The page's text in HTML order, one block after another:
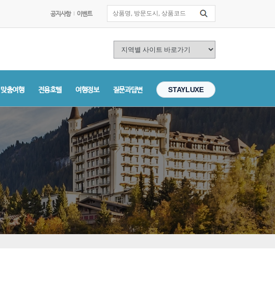
공지사항 이벤트
맞춤여행 전용호텔 여행정보 질문과답변 STAYLUXE